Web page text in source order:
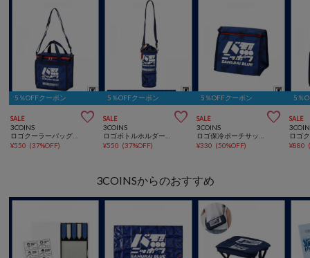
5％OFFクーポン
SALE 
3COINS
¥550 (37%OFF)
5％OFFクーポン
SALE 
3COINS
¥550 (37%OFF)
5％OFFクーポン
SALE 
3COINS
¥330 (50%OFF)
5％
SALE
¥880
3COINSからのおすすめ